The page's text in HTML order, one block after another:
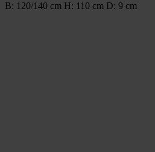
B: 120/140 cm H: 110 cm D: 9 cm